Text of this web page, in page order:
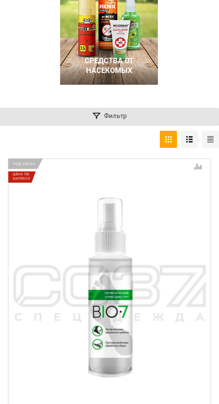
СРЕДСТВА ОТ
НАСЕКОМЫХ
Фильтр
ПОД ЗАКАЗ
ЦЕНА ПО
ЗАПРОСУ